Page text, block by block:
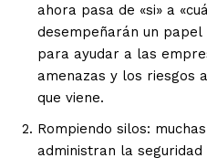
ahora pasa de «si» a
desempeñarán un
para ayudar a las
amenazas y los riesgos
que viene.
Rompiendo silos:
administran la